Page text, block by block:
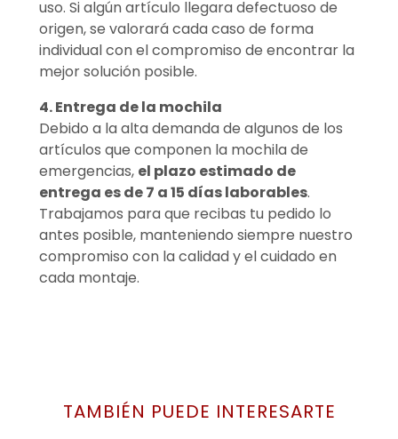
uso. Si algún artículo llegara defectuoso de
origen, se valorará cada caso de forma
individual con el compromiso de encontrar la
mejor solución posible.
4. Entrega de la mochila
Debido a la alta demanda de algunos de los
artículos que componen la mochila de
emergencias, el plazo estimado de
entrega es de 7 a 15 días laborables.
Trabajamos para que recibas tu pedido lo
antes posible, manteniendo siempre nuestro
compromiso con la calidad y el cuidado en
cada montaje.
TAMBIÉN PUEDE INTERESARTE